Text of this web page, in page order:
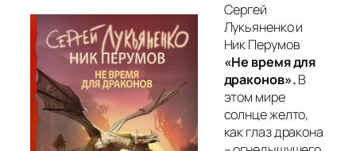
Сергей
Лукьяненко и
Ник Перумов
«Не время для
драконов».В
этом мире
солнце желто,
как глаз дракона